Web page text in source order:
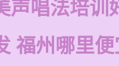
声唱法培训
福州哪里